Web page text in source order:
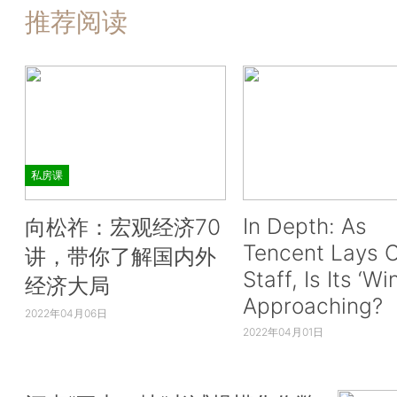
推荐阅读
私房课
向松祚：宏观经济70
讲，带你了解国内外
经济大局
2022年04月06日
In Depth: As
Tencent Lays
Staff, Is Its
Approaching?
2022年04月01日